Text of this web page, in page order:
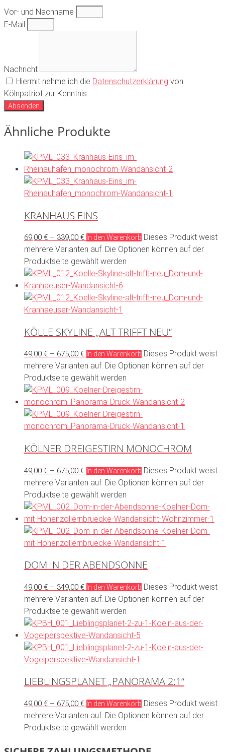
Vor- und Nachname
E-Mail
Nachricht
Hiermit nehme ich die Datenschutzerklärung von
Kölnpatriot zur Kenntnis.
Absenden
Ähnliche Produkte
KRANHAUS EINS
69,00 € – 339,00 € In den Warenkorb Dieses Produkt weist
mehrere Varianten auf. Die Optionen können auf der
Produktseite gewählt werden
KÖLLE SKYLINE „ALT TRIFFT NEU“
49,00 € – 675,00 € In den Warenkorb Dieses Produkt weist
mehrere Varianten auf. Die Optionen können auf der
Produktseite gewählt werden
KÖLNER DREIGESTIRN MONOCHROM
49,00 € – 675,00 € In den Warenkorb Dieses Produkt weist
mehrere Varianten auf. Die Optionen können auf der
Produktseite gewählt werden
DOM IN DER ABENDSONNE
49,00 € – 349,00 € In den Warenkorb Dieses Produkt weist
mehrere Varianten auf. Die Optionen können auf der
Produktseite gewählt werden
LIEBLINGSPLANET „PANORAMA 2:1“
49,00 € – 675,00 € In den Warenkorb Dieses Produkt weist
mehrere Varianten auf. Die Optionen können auf der
Produktseite gewählt werden